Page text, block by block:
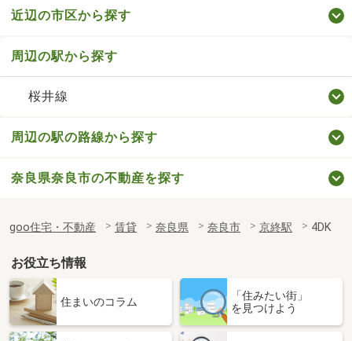
近辺の市区から探す
周辺の駅から探す
桜井線
周辺の駅の路線から探す
奈良県奈良市の不動産を探す
goo住宅・不動産 賃貸 奈良県 奈良市 京終駅 4DK
お役立ち情報
住まいのコラム
「住みたい街」
を見つけよう